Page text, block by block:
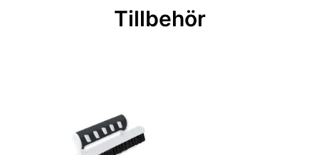
Bredd: 0,53 m
Leverantörens artikelnummer:
Tillbehör